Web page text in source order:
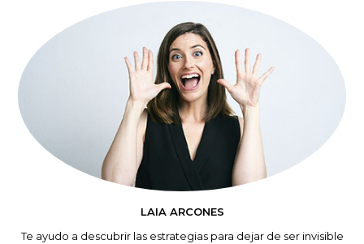
LAIA ARCONES
Te ayudo a descubrir las estrategias para dejar de ser invisible